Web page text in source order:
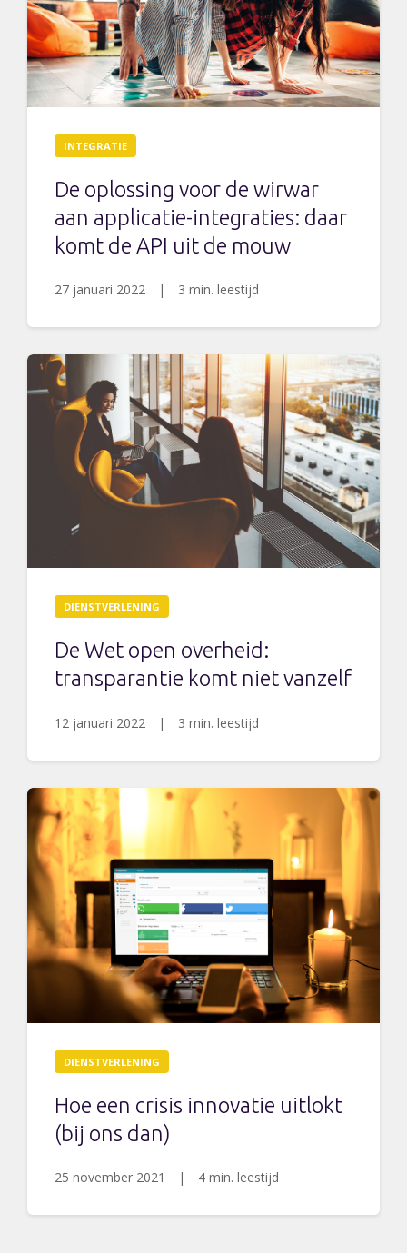
INTEGRATIE
De oplossing voor de wirwar
aan applicatie-integraties: daar
komt de API uit de mouw
27 januari 2022 | 3 min. leestijd
DIENSTVERLENING
De Wet open overheid:
transparantie komt niet vanzelf
12 januari 2022 | 3 min. leestijd
DIENSTVERLENING
Hoe een crisis innovatie uitlokt
(bij ons dan)
25 november 2021 | 4 min. leestijd